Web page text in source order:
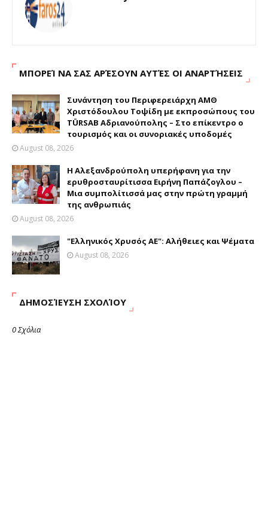
ΜΠΟΡΕΊ ΝΑ ΣΑΣ ΑΡΈΣΟΥΝ ΑΥΤΈΣ ΟΙ ΑΝΑΡΤΉΣΕΙΣ
Συνάντηση του Περιφερειάρχη ΑΜΘ
Χριστόδουλου Τοψίδη με εκπροσώπους του
TÜRSAB Αδριανούπολης – Στο επίκεντρο ο
τουρισμός και οι συνοριακές υποδομές
August 08, 2026
Η Αλεξανδρούπολη υπερήφανη για την
ερυθροσταυρίτισσα Ειρήνη Παπάζογλου –
Μια συμπολίτισσά μας στην πρώτη γραμμή
της ανθρωπιάς
August 08, 2026
"Ελληνικός Χρυσός ΑΕ": Αλήθειες και Ψέματα
August 08, 2026
ΔΗΜΟΣΊΕΥΣΗ ΣΧΟΛΊΟΥ
0 Σχόλια